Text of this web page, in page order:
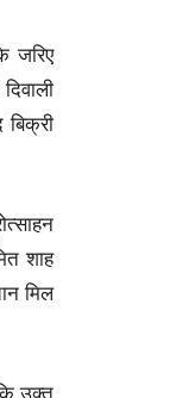
जरिए
शाह
मिल
उक्त